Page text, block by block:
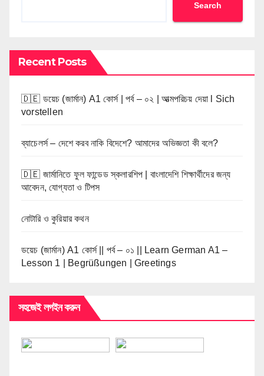
Search
Recent Posts
🇩🇪 ডয়েচ (জার্মান) A1 কোর্স | পর্ব – ০২ | আত্মপরিচয় দেয়া l Sich
vorstellen
ব্যাচেলর্স – দেশে করব নাকি বিদেশে? আমাদের অভিজ্ঞতা কী বলে?
🇩🇪 জার্মানিতে ফুল ফান্ডেড স্কলারশিপ | বাংলাদেশি শিক্ষার্থীদের জন্য
আবেদন, যোগ্যতা ও টিপস
নোটারি ও কুরিয়ার কথন
ডয়েচ (জার্মান) A1 কোর্স || পর্ব – ০১ || Learn German A1 –
Lesson 1 | Begrüßungen | Greetings
সহজেই লগইন করুন